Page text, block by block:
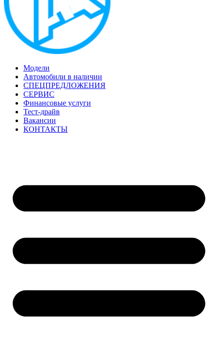
Модели
Автомобили в наличии
СПЕЦПРЕДЛОЖЕНИЯ
СЕРВИС
Финансовые услуги
Тест-драйв
Вакансии
КОНТАКТЫ